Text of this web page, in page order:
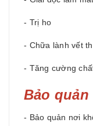
- Trị ho
- Chữa lành vết
- Tăng cường
Bảo quản
- Bảo quản nơi